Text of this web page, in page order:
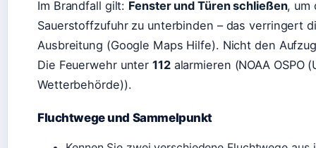
Im Brandfall gilt: Fenster und Türen schließen, um
Sauerstoffzufuhr zu unterbinden – das verringert
Ausbreitung (Google Maps Hilfe). Nicht den
Die Feuerwehr unter 112alarmieren (NOAA OSPO
Wetterbehörde)).
Fluchtwege und Sammelpunkt